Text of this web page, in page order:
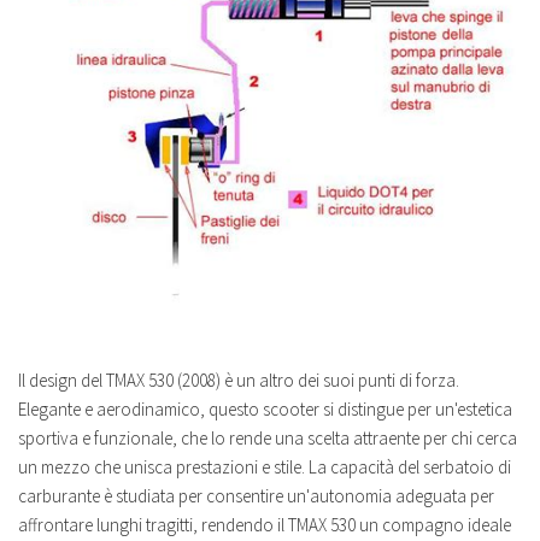
Il design del TMAX 530 (2008) è un altro dei suoi punti di forza.
Elegante e aerodinamico, questo scooter si distingue per un'estetica
sportiva e funzionale, che lo rende una scelta attraente per chi cerca
un mezzo che unisca prestazioni e stile. La capacità del serbatoio di
carburante è studiata per consentire un'autonomia adeguata per
affrontare lunghi tragitti, rendendo il TMAX 530 un compagno ideale